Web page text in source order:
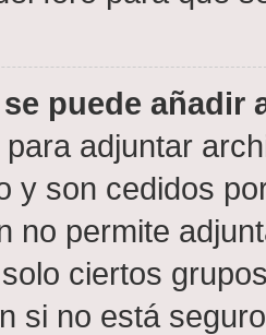
puede añadir
adjuntar
y son cedidos
no permite
ciertos
si no está